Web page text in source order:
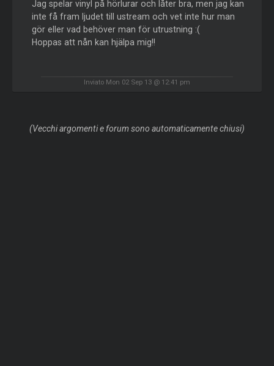
Jag spelar vinyl på hörlurar och låter bra, men jag kan
inte få fram ljudet till ustream och vet inte hur man
gör eller vad behöver man för utrustning :(
Hoppas att nån kan hjälpa mig!!
Inviato Mon 02 Sep 13 @ 12:41 pm
(Vecchi argomenti e forum sono automaticamente chiusi)